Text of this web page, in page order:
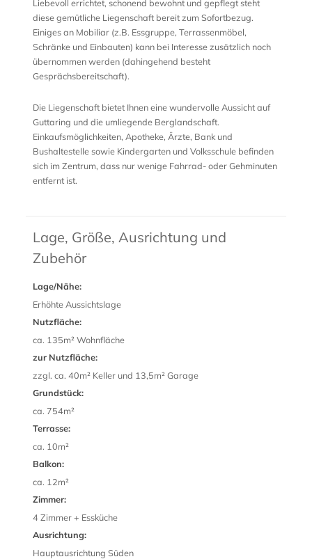
Liebevoll errichtet, schonend bewohnt und gepflegt steht
diese gemütliche Liegenschaft bereit zum Sofortbezug.
Einiges an Mobiliar (z.B. Essgruppe, Terrassenmöbel,
Schränke und Einbauten) kann bei Interesse zusätzlich noch
übernommen werden (dahingehend besteht
Gesprächsbereitschaft).
Die Liegenschaft bietet Ihnen eine wundervolle Aussicht auf
Guttaring und die umliegende Berglandschaft.
Einkaufsmöglichkeiten, Apotheke, Ärzte, Bank und
Bushaltestelle sowie Kindergarten und Volksschule befinden
sich im Zentrum, dass nur wenige Fahrrad- oder Gehminuten
entfernt ist.
Lage, Größe, Ausrichtung und
Zubehör
Lage/Nähe:
Erhöhte Aussichtslage
Nutzfläche:
ca. 135m² Wohnfläche
zur Nutzfläche:
zzgl. ca. 40m² Keller und 13,5m² Garage
Grundstück:
ca. 754m²
Terrasse:
ca. 10m²
Balkon:
ca. 12m²
Zimmer:
4 Zimmer + Essküche
Ausrichtung:
Hauptausrichtung Süden